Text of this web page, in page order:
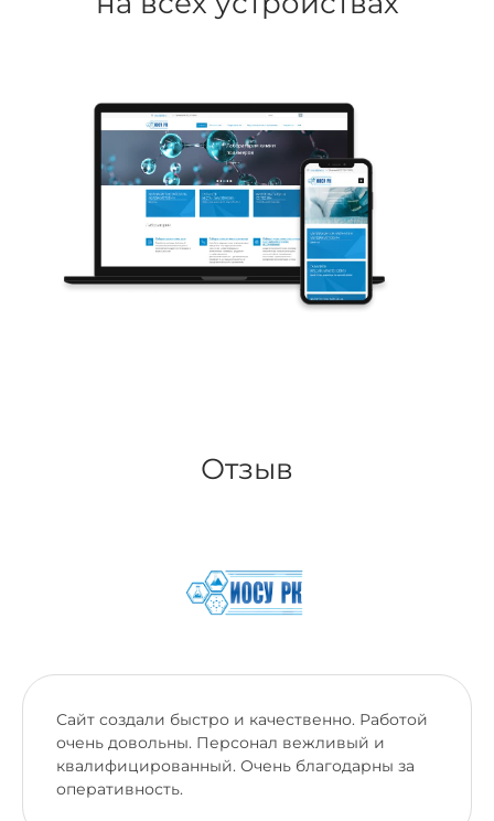
Отзыв
Сайт создали быстро и качественно. Работой
очень довольны. Персонал вежливый и
квалифицированный. Очень благодарны за
оперативность.